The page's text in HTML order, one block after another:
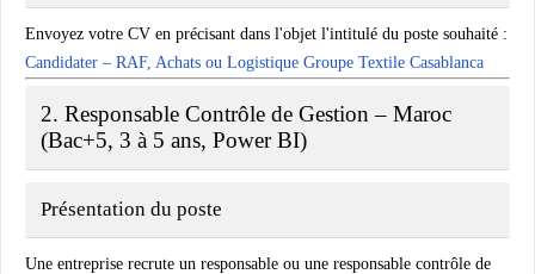
Envoyez votre CV en précisant dans l'objet l'intitulé du poste souhaité :
Candidater – RAF, Achats ou Logistique Groupe Textile Casablanca
2. Responsable Contrôle de Gestion – Maroc
(Bac+5, 3 à 5 ans, Power BI)
Présentation du poste
Une entreprise recrute un responsable ou une responsable contrôle de